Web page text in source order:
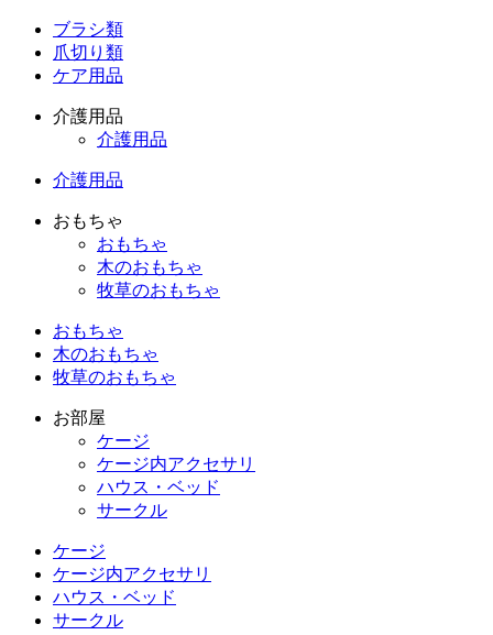
ブラシ類
爪切り類
ケア用品
介護用品
介護用品
介護用品
おもちゃ
おもちゃ
木のおもちゃ
牧草のおもちゃ
おもちゃ
木のおもちゃ
牧草のおもちゃ
お部屋
ケージ
ケージ内アクセサリ
ハウス・ベッド
サークル
ケージ
ケージ内アクセサリ
ハウス・ベッド
サークル